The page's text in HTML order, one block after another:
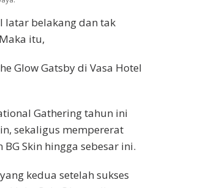
latar belakang dan tak
itu,
Glow Gatsby di Vasa Hotel
Gathering tahun ini
sekaligus mempererat
Skin hingga sebesar ini.
kedua setelah sukses